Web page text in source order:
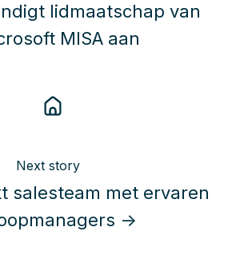
lidmaatschap van
MISA aan
Next story
salesteam met ervaren
→